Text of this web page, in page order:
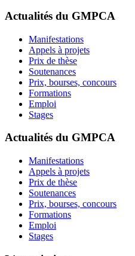
Actualités du GMPCA
Manifestations
Appels à projets
Prix de thèse
Soutenances
Prix, bourses, concours
Formations
Emploi
Stages
Actualités du GMPCA
Manifestations
Appels à projets
Prix de thèse
Soutenances
Prix, bourses, concours
Formations
Emploi
Stages